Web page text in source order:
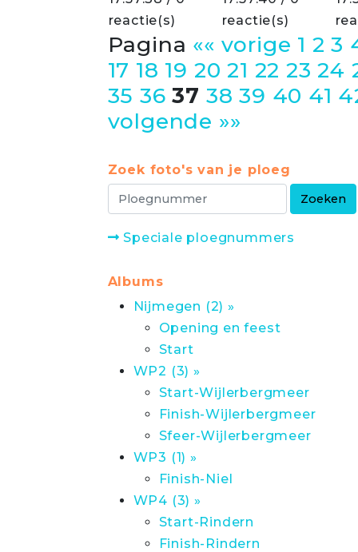
reactie(s)
reactie(s)
Pagina «« vorige 1 2 3
17 18 19 20 21 22 23 24
35 36 37 38 39 40 41
volgende »»
Zoek foto's van je ploeg
Speciale ploegnummers
Albums
Nijmegen (2) »
Opening en feest
Start
WP2 (3) »
Start-Wijlerbergmeer
Finish-Wijlerbergmeer
Sfeer-Wijlerbergmeer
WP3 (1) »
Finish-Niel
WP4 (3) »
Start-Rindern
Finish-Rindern